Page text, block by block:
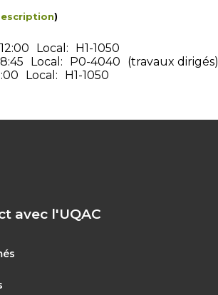
)
12:00 Local:
H1-1050
Local: P0-4040
(travaux dirigés)
Local: H1-1050
avec l'UQAC